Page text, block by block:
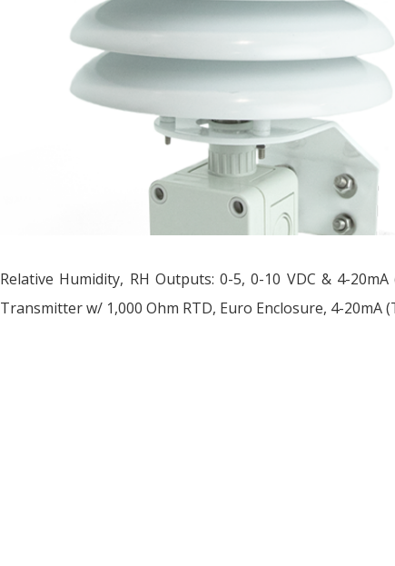
Relative Humidity, RH Outputs: 0-5, 0-10 VDC & 4-
Transmitter w/ 1,000 Ohm RTD, Euro Enclosure, 4-20mA